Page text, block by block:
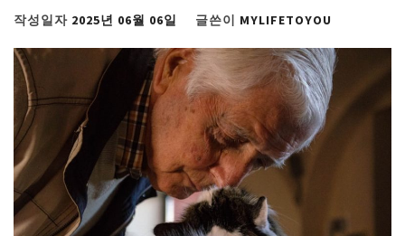
작성일자 2025년 06월 06일 글쓴이 MYLIFETOYOU